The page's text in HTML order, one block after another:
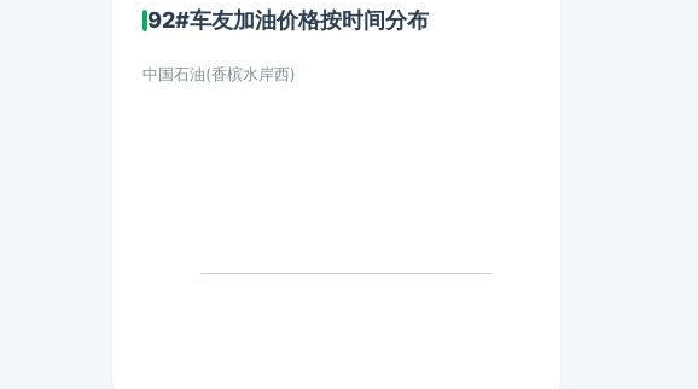
92#车友加油价格按时间分布
中国石油(香槟水岸西)